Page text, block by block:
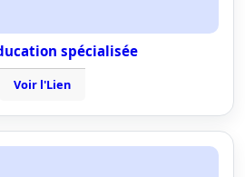
spécialisée
Voir l'Lien